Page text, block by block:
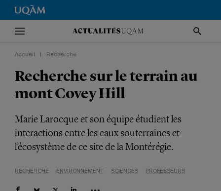
Accueil Recherche
Recherche sur le terrain au
mont Covey Hill
Marie Larocque et son équipe étudient les
interactions entre les eaux souterraines et
l’écosystème de ce site de la Montérégie.
RECHERCHE ENVIRONNEMENT SCIENCES PROFESSEURS